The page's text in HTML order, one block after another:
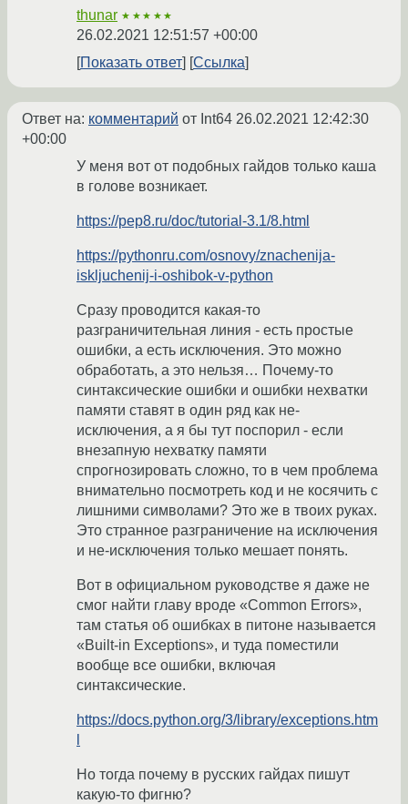
thunar ★★★★★
26.02.2021 12:51:57 +00:00
Показать ответ
Ссылка
Ответ на: комментарий от Int64 26.02.2021 12:42:30
+00:00
У меня вот от подобных гайдов только каша
в голове возникает.
https://pep8.ru/doc/tutorial-3.1/8.html
https://pythonru.com/osnovy/znachenija-
iskljuchenij-i-oshibok-v-python
Сразу проводится какая-то
разграничительная линия - есть простые
ошибки, а есть исключения. Это можно
обработать, а это нельзя… Почему-то
синтаксические ошибки и ошибки нехватки
памяти ставят в один ряд как не-
исключения, а я бы тут поспорил - если
внезапную нехватку памяти
спрогнозировать сложно, то в чем проблема
внимательно посмотреть код и не косячить с
лишними символами? Это же в твоих руках.
Это странное разграничение на исключения
и не-исключения только мешает понять.
Вот в официальном руководстве я даже не
смог найти главу вроде «Common Errors»,
там статья об ошибках в питоне называется
«Built-in Exceptions», и туда поместили
вообще все ошибки, включая
синтаксические.
https://docs.python.org/3/library/exceptions.htm
Но тогда почему в русских гайдах пишут
какую-то фигню?